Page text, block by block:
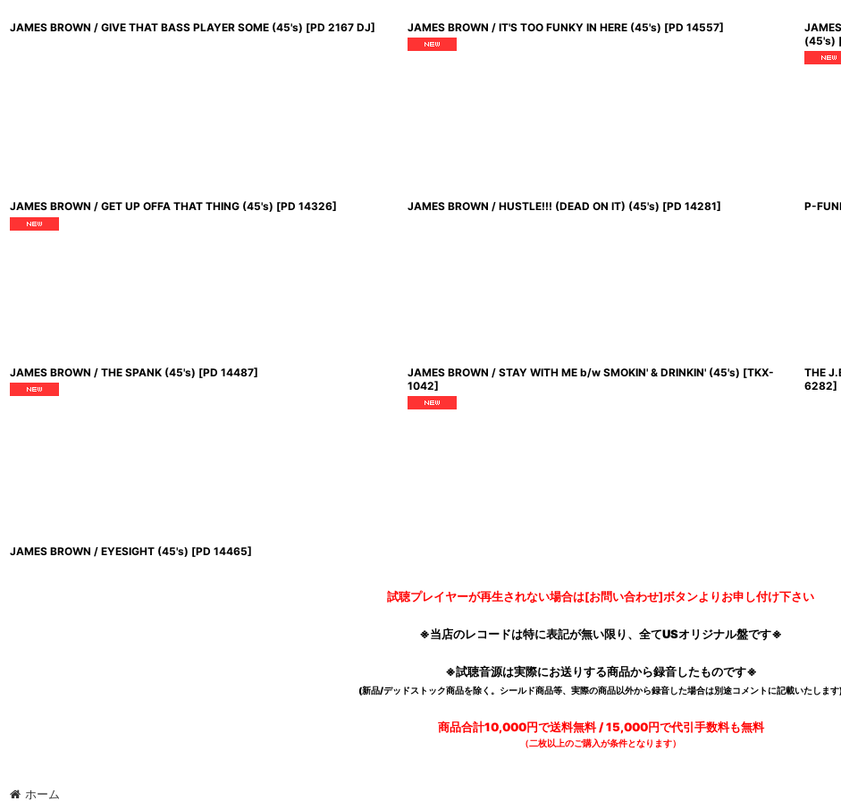
JAMES BROWN / GIVE THAT BASS PLAYER SOME (45's) [PD 2167 DJ] JAMES BROWN / IT'S TOO FUNKY IN HERE (45's) [PD 14557]
(45's)
JAMES BROWN / GET UP OFFA THAT THING (45's) [PD 14326] JAMES BROWN / HUSTLE!!! (DEAD ON IT) (45's) [PD 14281] P-
JAMES BROWN / THE SPANK (45's) [PD 14487] JAMES BROWN / STAY WITH ME b/w SMOKIN' & DRINKIN' (45's) [TKX-
1042]
THE
6282]
JAMES BROWN / EYESIGHT (45's) [PD 14465]
試聴プレイヤーが再生されない場合は[お問い合わせ]ボタンよりお申し付け下さい
※当店のレコードは特に表記が無い限り、全てUSオリジナル盤です※
※試聴音源は実際にお送りする商品から録音したものです※
(新品/デッドストック商品を除く。シールド商品等、実際の商品以外から録音した場合は別途コメントに記載いたしま
商品合計10,000円で送料無料 / 15,000円で代引手数料も無料
（二枚以上のご購入が条件となります）
ホーム